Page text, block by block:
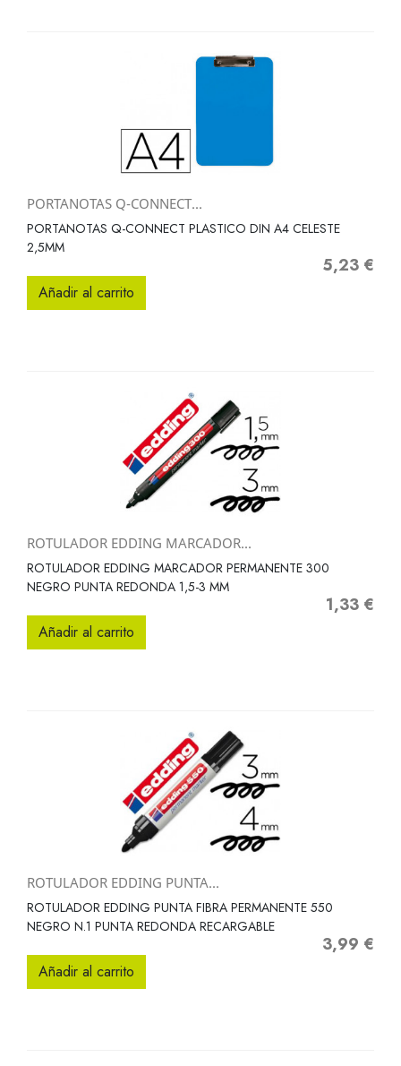
PORTANOTAS Q-CONNECT...
PORTANOTAS Q-CONNECT PLASTICO DIN A4 CELESTE
2,5MM
Precio
5,23 €
Añadir al carrito
ROTULADOR EDDING MARCADOR...
ROTULADOR EDDING MARCADOR PERMANENTE 300
NEGRO PUNTA REDONDA 1,5-3 MM
Precio
1,33 €
Añadir al carrito
ROTULADOR EDDING PUNTA...
ROTULADOR EDDING PUNTA FIBRA PERMANENTE 550
NEGRO N.1 PUNTA REDONDA RECARGABLE
Precio
3,99 €
Añadir al carrito